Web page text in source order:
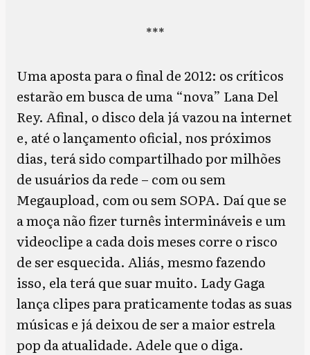
***
Uma aposta para o final de 2012: os críticos
estarão em busca de uma “nova” Lana Del
Rey. Afinal, o disco dela já vazou na internet
e, até o lançamento oficial, nos próximos
dias, terá sido compartilhado por milhões
de usuários da rede – com ou sem
Megaupload, com ou sem SOPA. Daí que se
a moça não fizer turnês intermináveis e um
videoclipe a cada dois meses corre o risco
de ser esquecida. Aliás, mesmo fazendo
isso, ela terá que suar muito. Lady Gaga
lança clipes para praticamente todas as suas
músicas e já deixou de ser a maior estrela
pop da atualidade. Adele que o diga.